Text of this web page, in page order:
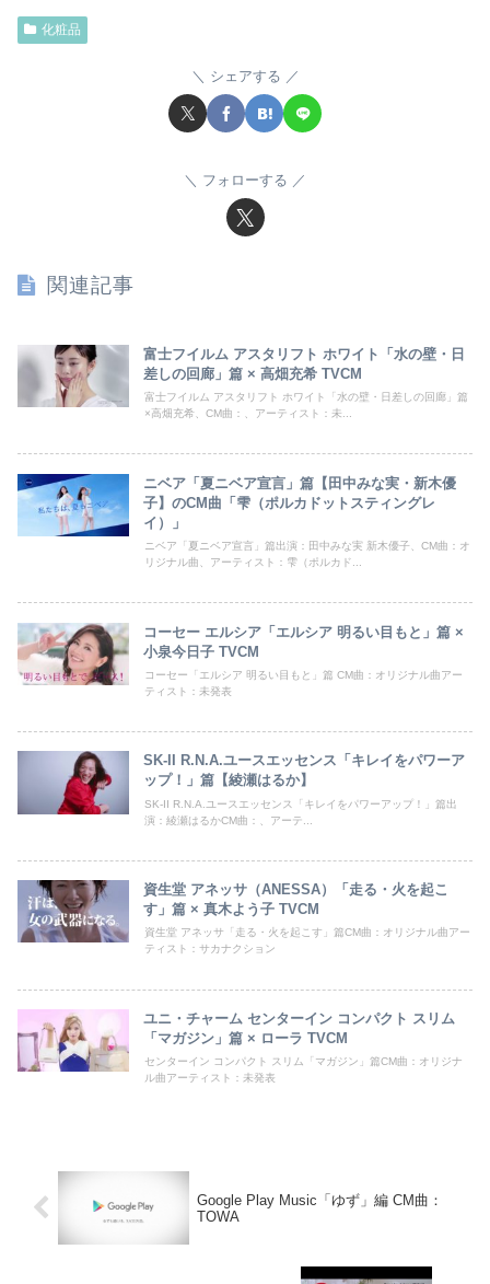
化粧品
シェアする
フォローする
関連記事
富士フイルム アスタリフト ホワイト「水の壁・日
差しの回廊」篇 × 高畑充希 TVCM
富士フイルム アスタリフト ホワイト「水の壁・日差しの回廊」篇
×高畑充希、CM曲：、アーティスト：未...
ニベア「夏ニベア宣言」篇【田中みな実・新木優
子】のCM曲「雫（ポルカドットスティングレ
イ）」
ニベア「夏ニベア宣言」篇出演：田中みな実 新木優子、CM曲：オ
リジナル曲、アーティスト：雫（ポルカド...
コーセー エルシア「エルシア 明るい目もと」篇 ×
小泉今日子 TVCM
コーセー「エルシア 明るい目もと」篇 CM曲：オリジナル曲アー
ティスト：未発表
SK-II R.N.A.ユースエッセンス「キレイをパワーア
ップ！」篇【綾瀬はるか】
SK-II R.N.A.ユースエッセンス「キレイをパワーアップ！」篇出
演：綾瀬はるかCM曲：、アーテ...
資生堂 アネッサ（ANESSA）「走る・火を起こ
す」篇 × 真木よう子 TVCM
資生堂 アネッサ「走る・火を起こす」篇CM曲：オリジナル曲アー
ティスト：サカナクション
ユニ・チャーム センターイン コンパクト スリム
「マガジン」篇 × ローラ TVCM
センターイン コンパクト スリム「マガジン」篇CM曲：オリジナ
ル曲アーティスト：未発表
Google Play Music「ゆず」編 CM曲：
TOWA